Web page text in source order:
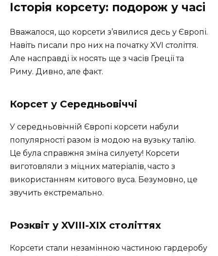
Історія корсету: подорож у часі
Вважалося, що корсети з’явилися десь у Європі.
Навіть писали про них на початку XVI століття.
Але насправді їх носять ще з часів Греції та
Риму. Дивно, але факт.
Корсет у Середньовіччі
У середньовічній Європі корсети набули
популярності разом із модою на вузьку талію.
Це була справжня зміна силуету! Корсети
виготовляли з міцних матеріалів, часто з
використанням китового вуса. Безумовно, це
звучить екстремально.
Розквіт у XVIII-XIX століттях
Корсети стали незамінною частиною гардеробу